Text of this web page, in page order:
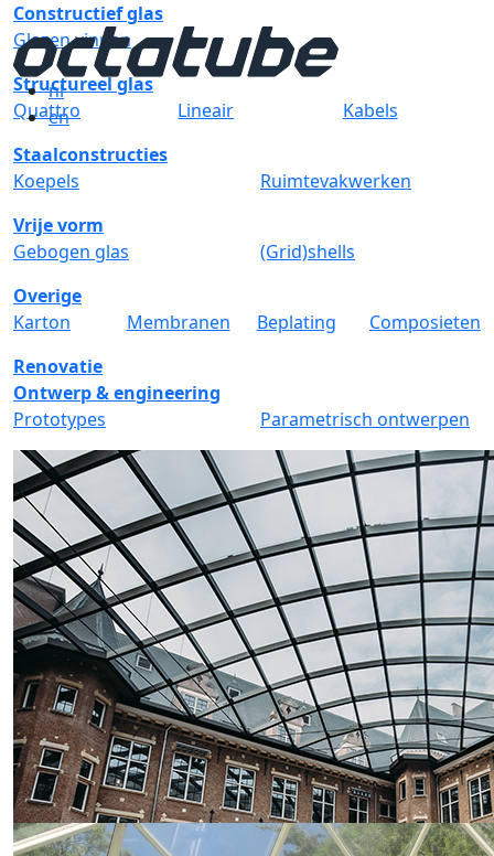
nl
en
Constructief glas
Glazen vinnen
Structureel glas
Quattro
Lineair
Kabels
Staalconstructies
Koepels
Ruimtevakwerken
Vrije vorm
Gebogen glas
(Grid)shells
Overige
Karton
Membranen Beplating
Composieten
Renovatie
Ontwerp & engineering
Prototypes
Parametrisch ontwerpen